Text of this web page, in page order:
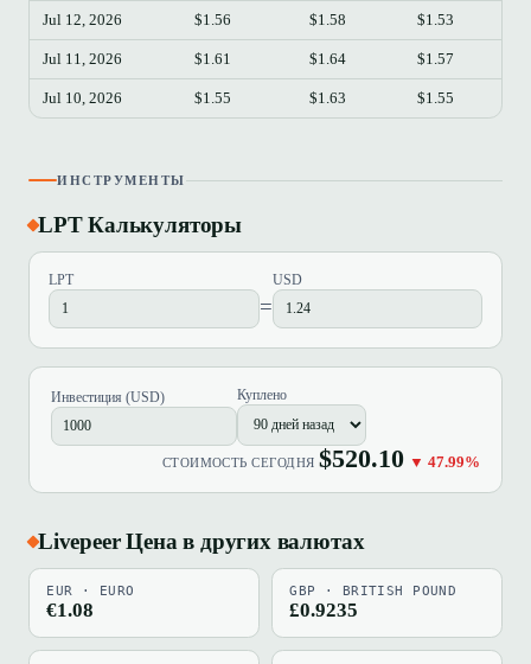
Jul 12, 2026 $1.56 $1.58 $1.53
Jul 11, 2026 $1.61 $1.64 $1.57
Jul 10, 2026 $1.55 $1.63 $1.55
ИНСТРУМЕНТЫ
LPT Калькуляторы
LPT
=
USD
Инвестиция (USD) Куплено
СТОИМОСТЬ СЕГОДНЯ $520.10 ▼ 47.99%
Livepeer Цена в других валютах
EUR · EURO
€1.08
GBP · BRITISH POUND
£0.9235